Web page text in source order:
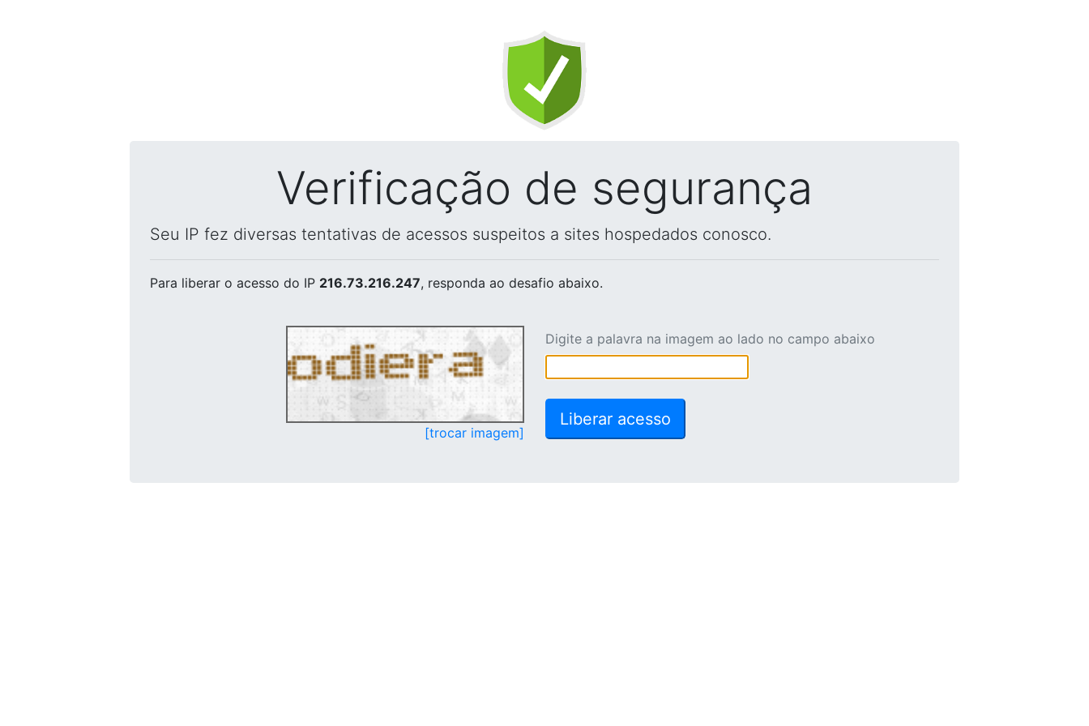
Verificação de segurança
Seu IP fez diversas tentativas de acessos suspeitos a sites hospedados conosco.
Para liberar o acesso do IP 216.73.216.247, responda ao desafio abaixo.
[trocar imagem]
Digite a palavra na imagem ao lado no campo abaixo